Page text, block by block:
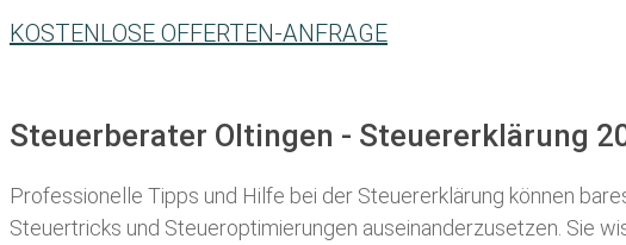
KOSTENLOSE OFFERTEN-ANFRAGE
Steuerberater Oltingen - Steuererklärung
Professionelle Tipps und Hilfe bei der Steuererklärung können
Steuertricks und Steueroptimierungen auseinanderzusetzen. Sie